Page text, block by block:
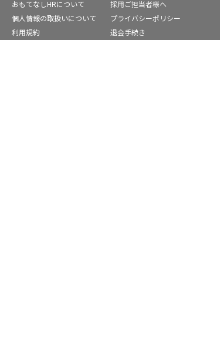
おもてなしHRについて
採用ご担当者様へ
個人情報の取扱いについて
プライバシーポリシー
利用規約
退会手続き